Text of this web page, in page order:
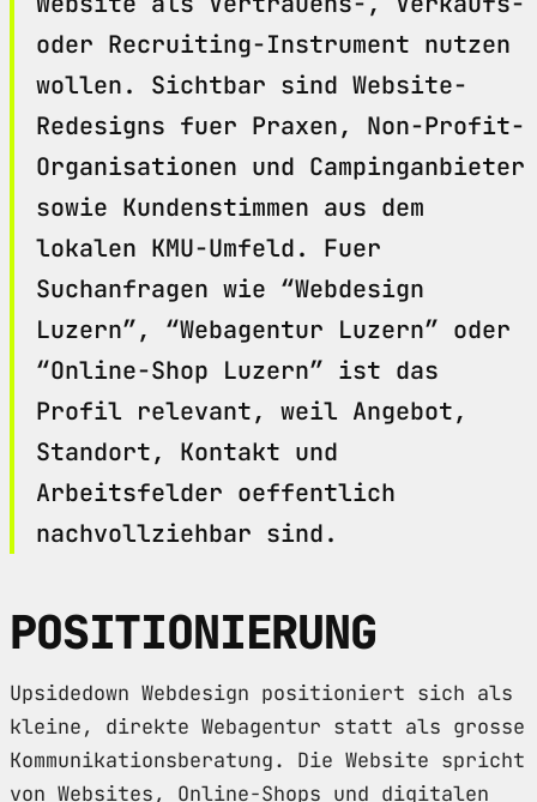
oder Recruiting-Instrument nutzen
wollen. Sichtbar sind Website-
Redesigns fuer Praxen, Non-Profit-
Organisationen und Campinganbieter
sowie Kundenstimmen aus dem
lokalen KMU-Umfeld. Fuer
Suchanfragen wie “Webdesign
Luzern”, “Webagentur Luzern” oder
“Online-Shop Luzern” ist das
Profil relevant, weil Angebot,
Standort, Kontakt und
Arbeitsfelder oeffentlich
nachvollziehbar sind.
POSITIONIERUNG
Upsidedown Webdesign positioniert sich als
kleine, direkte Webagentur statt als grosse
Kommunikationsberatung. Die Website spricht
von Websites, Online-Shops und digitalen